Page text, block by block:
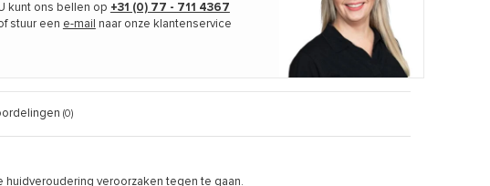
kunt ons bellen op +31 (0) 77 - 711 4367
stuur een e-mail naar onze klantenservice
(0)
veroorzaken tegen te gaan.